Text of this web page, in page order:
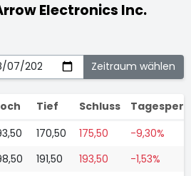
Electronics Inc.
Tief Schluss
170,50 175,50
-9,30%
191,50 193,50
-1,53%